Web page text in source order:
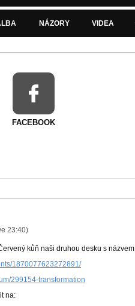
NÁZORY VIDEA
FACEBOOK
23:40)
kůň naši druhou desku s názvem
1870077623272891/
299154-transformation
na: